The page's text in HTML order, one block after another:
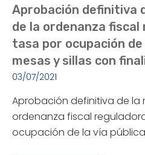
Aprobación definitiva
de la ordenanza fiscal
tasa por ocupación
mesas y sillas con
03/07/2021
Aprobación definitiva de la
ordenanza fiscal
ocupación de la vía